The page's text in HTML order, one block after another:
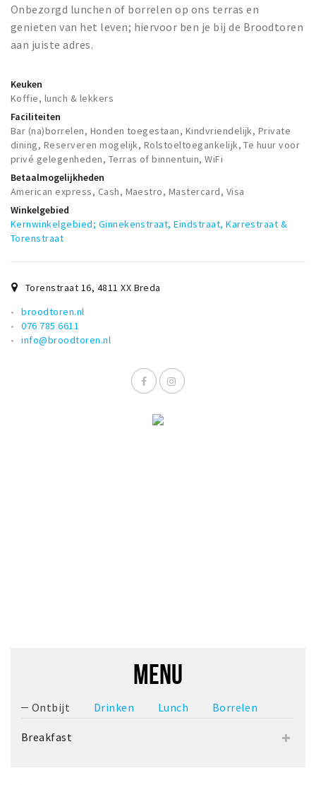
Onbezorgd lunchen of borrelen op ons terras en
genieten van het leven; hiervoor ben je bij de Broodtoren
aan juiste adres.
Keuken
Koffie, lunch & lekkers
Faciliteiten
Bar (na)borrelen, Honden toegestaan, Kindvriendelijk, Private
dining, Reserveren mogelijk, Rolstoeltoegankelijk, Te huur voor
privé gelegenheden, Terras of binnentuin, WiFi
Betaalmogelijkheden
American express, Cash, Maestro, Mastercard, Visa
Winkelgebied
Kernwinkelgebied; Ginnekenstraat, Eindstraat, Karrestraat &
Torenstraat
Torenstraat 16, 4811 XX Breda
broodtoren.nl
076 785 6611
info@broodtoren.nl
MENU
Ontbijt Drinken Lunch Borrelen
Breakfast